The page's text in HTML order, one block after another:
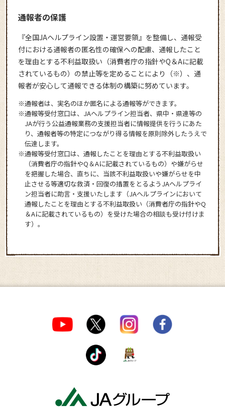
通報者の保護
『全国JAヘルプライン設置・運営要領』を整備し、通報受
付における通報者の匿名性の確保への配慮、通報したこと
を理由とする不利益取扱い（消費者庁の指針やQ＆Aに記載
されているもの）の禁止等を定めることにより（※）、通
報者が安心して通報できる体制の構築に努めています。
※通報者は、実名のほか匿名による通報等ができます。
※通報等受付窓口は、JAヘルプライン担当者、県中・県連等の
JAが行う公益通報業務の支援担当者に情報提供を行うにあた
り、通報者等の特定につながり得る情報を原則除外したうえで
伝達します。
※通報等受付窓口は、通報したことを理由とする不利益取扱い
（消費者庁の指針やQ＆Aに記載されているもの）や嫌がらせ
を把握した場合、直ちに、当該不利益取扱いや嫌がらせを中
止させる等適切な救済・回復の措置をとるようJAヘルプライ
ン担当者に助言・支援いたします（JAヘルプラインにおいて
通報したことを理由とする不利益取扱い（消費者庁の指針やQ
＆Aに記載されているもの）を受けた場合の相談も受け付けま
す）。